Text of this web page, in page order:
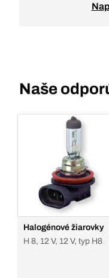
Naše
Halogénové žiarovky
H 8, 12 V, 12 V, typ H8